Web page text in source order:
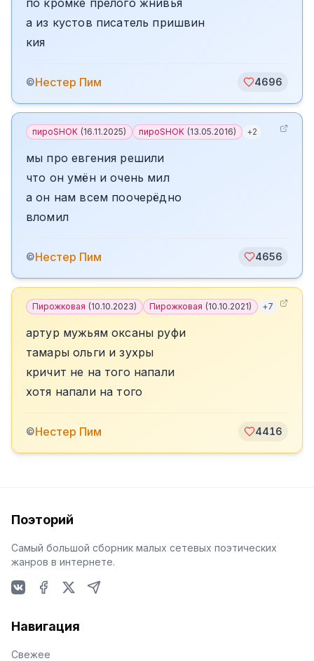
по кромке прелого жнивья
а из кустов писатель пришвин
кия
©️Нестер Пим 4696
пироSHOK (16.11.2025) пироSHOK (13.05.2016) +2
мы про евгения решили
что он умён и очень мил
а он нам всем поочерёдно
вломил
©️Нестер Пим 4656
Пирожковая (10.10.2023) Пирожковая (10.10.2021) +7
артур мужьям оксаны руфи
тамары ольги и зухры
кричит не на того напали
хотя напали на того
©️Нестер Пим 4416
Поэторий
Самый большой сборник малых сетевых поэтических
жанров в интернете.
Навигация
Свежее